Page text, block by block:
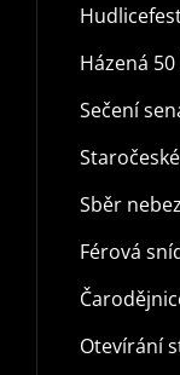
Házená
Sečení
Sběr
Férová
Otevírání